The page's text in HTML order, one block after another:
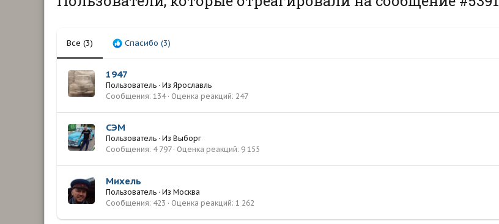
Все (3) Спасибо (3)
1947
Пользователь · Из Ярославль
Сообщения 134 Оценка реакций 247
СЭМ
Пользователь · Из Выборг
Сообщения 4 797 Оценка реакций 9 155
Михель
Пользователь · Из Москва
Сообщения 423 Оценка реакций 1 262